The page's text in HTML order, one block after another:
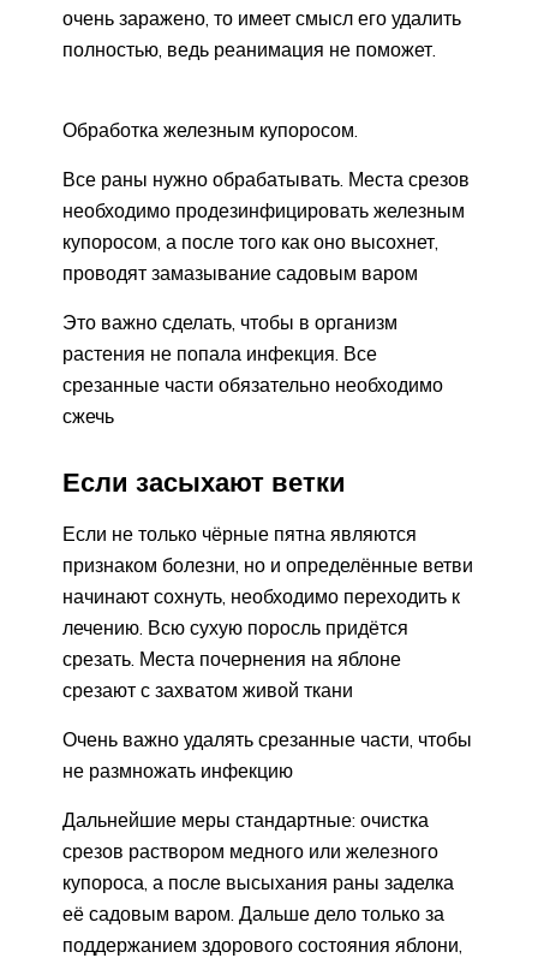
очень заражено, то имеет смысл его удалить
полностью, ведь реанимация не поможет.
Обработка железным купоросом.
Все раны нужно обрабатывать. Места срезов
необходимо продезинфицировать железным
купоросом, а после того как оно высохнет,
проводят замазывание садовым варом
Это важно сделать, чтобы в организм
растения не попала инфекция. Все
срезанные части обязательно необходимо
сжечь
Если засыхают ветки
Если не только чёрные пятна являются
признаком болезни, но и определённые ветви
начинают сохнуть, необходимо переходить к
лечению. Всю сухую поросль придётся
срезать. Места почернения на яблоне
срезают с захватом живой ткани
Очень важно удалять срезанные части, чтобы
не размножать инфекцию
Дальнейшие меры стандартные: очистка
срезов раствором медного или железного
купороса, а после высыхания раны заделка
её садовым варом. Дальше дело только за
поддержанием здорового состояния яблони,